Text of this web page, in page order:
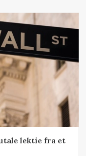
lektie fra et